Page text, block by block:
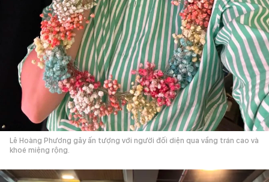
Lê Hoàng Phương gây ấn tượng với người đối diện qua vầng trán cao và
khoé miệng rộng.